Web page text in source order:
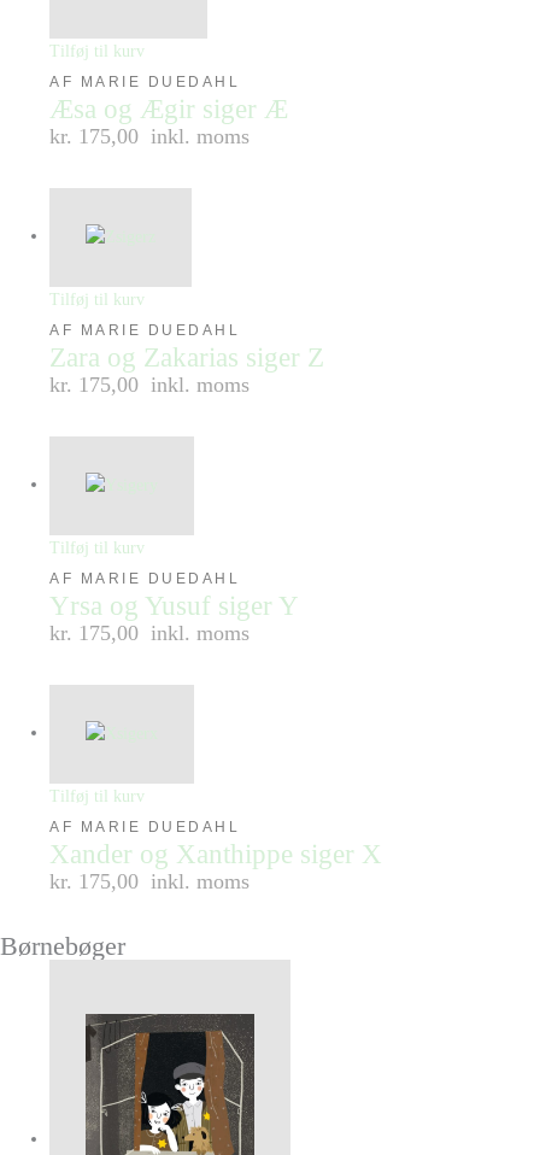
Tilføj til kurv
AF MARIE DUEDAHL
Æsa og Ægir siger Æ
kr. 175,00 inkl. moms
Tilføj til kurv
AF MARIE DUEDAHL
Zara og Zakarias siger Z
kr. 175,00 inkl. moms
Tilføj til kurv
AF MARIE DUEDAHL
Yrsa og Yusuf siger Y
kr. 175,00 inkl. moms
Tilføj til kurv
AF MARIE DUEDAHL
Xander og Xanthippe siger X
kr. 175,00 inkl. moms
Børnebøger